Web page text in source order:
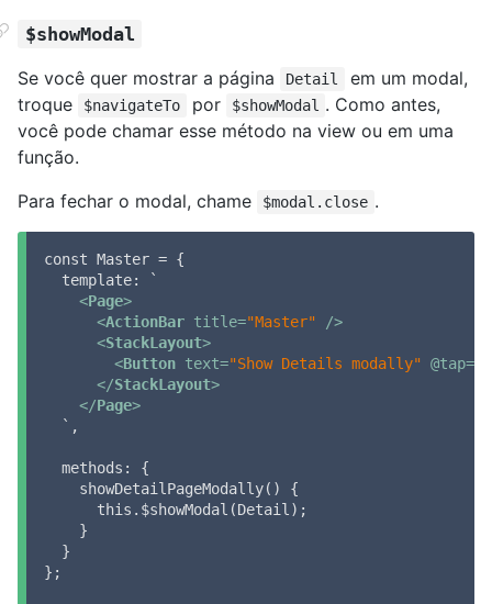
$showModal
Se você quer mostrar a página
Detail
em um modal,
troque
$navigateTo por $showModal . Como antes,
você pode chamar esse método na view ou em uma
função.
Para fechar o modal, chame
$modal.close .
const Master = {
  template: `
<Page>
<ActionBar title="Master"
/>
<StackLayout>
<Button text="Show Details modally" @tap=
</StackLayout>
</Page>
  `,
  methods: {
    showDetailPageModally() {
      this.$showModal(Detail);
    }
  }
};